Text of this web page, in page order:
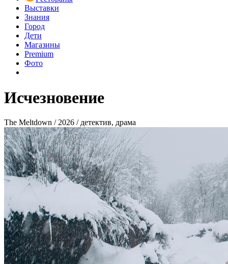
Выставки
Знания
Город
Дети
Магазины
Premium
Фото
Исчезновение
The Meltdown / 2026 / детектив, драма